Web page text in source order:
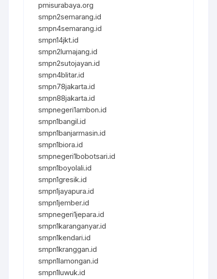
pmisurabaya.org
smpn2semarang.id
smpn4semarang.id
smpn14jkt.id
smpn2lumajang.id
smpn2sutojayan.id
smpn4blitar.id
smpn78jakarta.id
smpn88jakarta.id
smpnegeri1ambon.id
smpn1bangil.id
smpn1banjarmasin.id
smpn1biora.id
smpnegeri1bobotsari.id
smpn1boyolali.id
smpn1gresik.id
smpn1jayapura.id
smpn1jember.id
smpnegeri1jepara.id
smpn1karanganyar.id
smpn1kendari.id
smpn1kranggan.id
smpn1lamongan.id
smpn1luwuk.id